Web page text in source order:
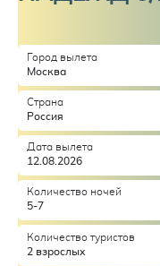
Город вылета
Москва
Страна
Россия
Дата вылета
12.08.2026
Количество ночей
5-7
Количество туристов
2 взрослых